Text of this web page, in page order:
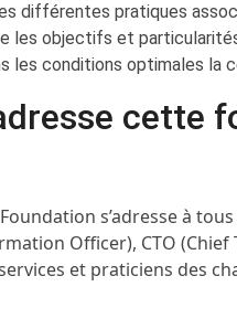
différentes pratiques
les objectifs et
les conditions optimales la
cette
s’adresse à
Officer), CTO
et praticiens des